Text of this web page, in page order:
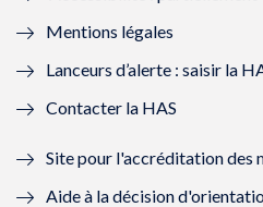
r
e
)
r
)
Mentions légales
Lanceurs d’alerte : saisir la
Contacter la HAS
Site pour l'accréditation des
Aide à la décision